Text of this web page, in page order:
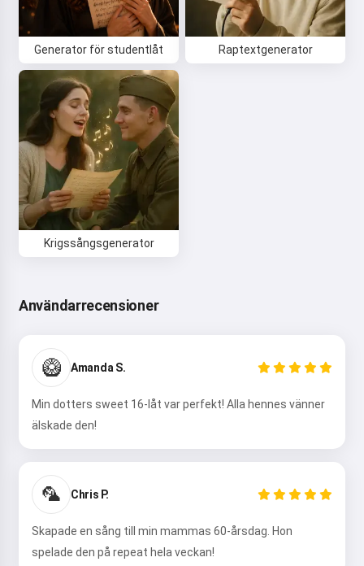
Generator för studentlåt Raptextgenerator
Krigssångsgenerator
Användarrecensioner
🥝 Amanda S.
Min dotters sweet 16-låt var perfekt! Alla hennes vänner
älskade den!
🦜 Chris P.
Skapade en sång till min mammas 60-årsdag. Hon
spelade den på repeat hela veckan!
Jag kan skapa låtar, skriva dikter
och gratulationer 🥰
Återbetalningspolicy